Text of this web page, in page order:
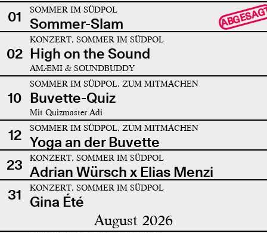
01 SOMMER IM SÜDPOL
Sommer-Slam
02
KONZERT, SOMMER IM SÜDPOL
High on the Sound
AMÆMI & SOUNDBUDDY
10
SOMMER IM SÜDPOL, ZUM MITMACHEN
Buvette-Quiz
Mit Quizmaster Adi
12 SOMMER IM SÜDPOL, ZUM MITMACHEN
Yoga an der Buvette
23
KONZERT, SOMMER IM SÜDPOL
Adrian Würsch x Elias Menzi
31
KONZERT, SOMMER IM SÜDPOL
Gina Été
August 2026